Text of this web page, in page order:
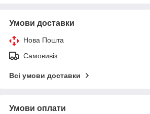
Умови доставки
Нова Пошта
Самовивіз
Всі умови доставки
Умови оплати